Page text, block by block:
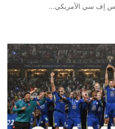
إف سي الأمريكي…